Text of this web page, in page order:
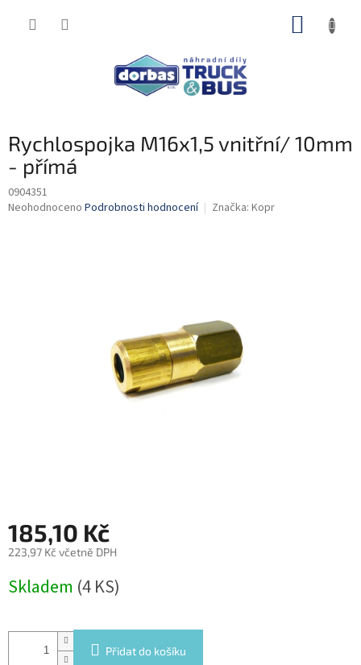
Rychlospojka M16x1,5 vnitřní/ 10mm
- přímá
0904351
Průměrné
Neohodnoceno Podrobnosti hodnocení Značka: Kopr
185,10 Kč
223,97 Kč včetně DPH
cena:
Skladem (4 KS)
Přidat do košíku